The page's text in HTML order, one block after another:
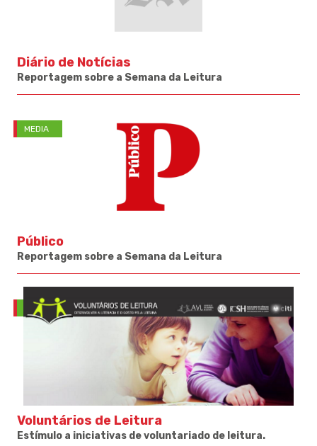
Diário de Notícias
Reportagem sobre a Semana da Leitura
MEDIA
Público
Reportagem sobre a Semana da Leitura
APOIOS
Voluntários de Leitura
Estímulo a iniciativas de voluntariado de leitura.